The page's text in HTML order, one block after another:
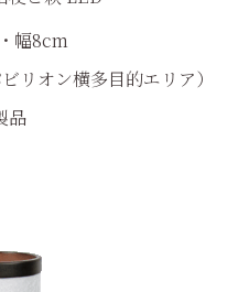
幅8cm
リオン横多目的エリア）
品